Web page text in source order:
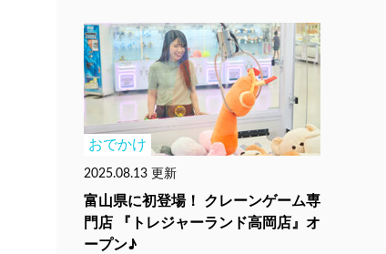
おでかけ
2025.08.13 更新
富山県に初登場！ クレーンゲーム専
門店 『トレジャーランド高岡店』オ
ープン♪